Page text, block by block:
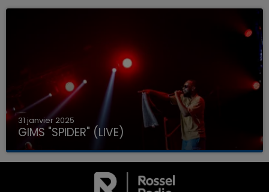
31 janvier 2025
GIMS "SPIDER" (LIVE)